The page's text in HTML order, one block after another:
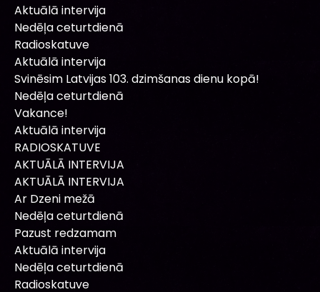
Aktuālā intervija
Nedēļa ceturtdienā
Radioskatuve
Aktuālā intervija
Svinēsim Latvijas 103. dzimšanas dienu kopā!
Nedēļa ceturtdienā
Vakance!
Aktuālā intervija
RADIOSKATUVE
AKTUĀLĀ INTERVIJA
AKTUĀLĀ INTERVIJA
Ar Dzeni mežā
Nedēļa ceturtdienā
Pazust redzamam
Aktuālā intervija
Nedēļa ceturtdienā
Radioskatuve